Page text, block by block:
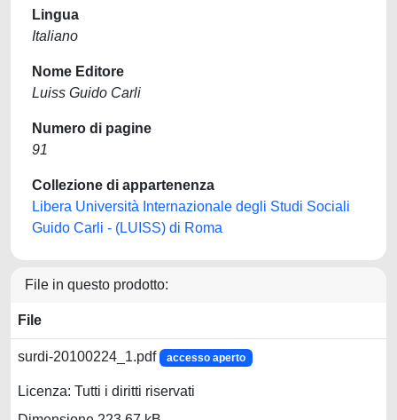
Lingua
Italiano
Nome Editore
Luiss Guido Carli
Numero di pagine
91
Collezione di appartenenza
Libera Università Internazionale degli Studi Sociali
Guido Carli - (LUISS) di Roma
File in questo prodotto:
File
surdi-20100224_1.pdf accesso aperto
Licenza: Tutti i diritti riservati